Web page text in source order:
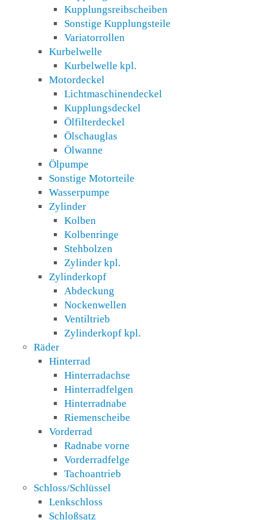
Kupplungsreibscheiben
Sonstige Kupplungsteile
Variatorrollen
Kurbelwelle
Kurbelwelle kpl.
Motordeckel
Lichtmaschinendeckel
Kupplungsdeckel
Ölfilterdeckel
Ölschauglas
Ölwanne
Ölpumpe
Sonstige Motorteile
Wasserpumpe
Zylinder
Kolben
Kolbenringe
Stehbolzen
Zylinder kpl.
Zylinderkopf
Abdeckung
Nockenwellen
Ventiltrieb
Zylinderkopf kpl.
Räder
Hinterrad
Hinterradachse
Hinterradfelgen
Hinterradnabe
Riemenscheibe
Vorderrad
Radnabe vorne
Vorderradfelge
Tachoantrieb
Schloss/Schlüssel
Lenkschloss
Schloßsatz